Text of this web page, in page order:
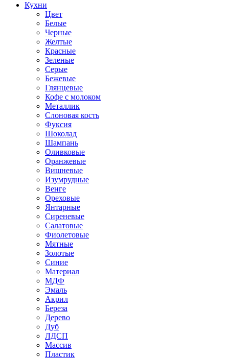
Кухни
Цвет
Белые
Черные
Желтые
Красные
Зеленые
Серые
Бежевые
Глянцевые
Кофе с молоком
Металлик
Слоновая кость
Фуксия
Шоколад
Шампань
Оливковые
Оранжевые
Вишневые
Изумрудные
Венге
Ореховые
Янтарные
Сиреневые
Салатовые
Фиолетовые
Мятные
Золотые
Синие
Материал
МДФ
Эмаль
Акрил
Береза
Дерево
Дуб
ЛДСП
Массив
Пластик